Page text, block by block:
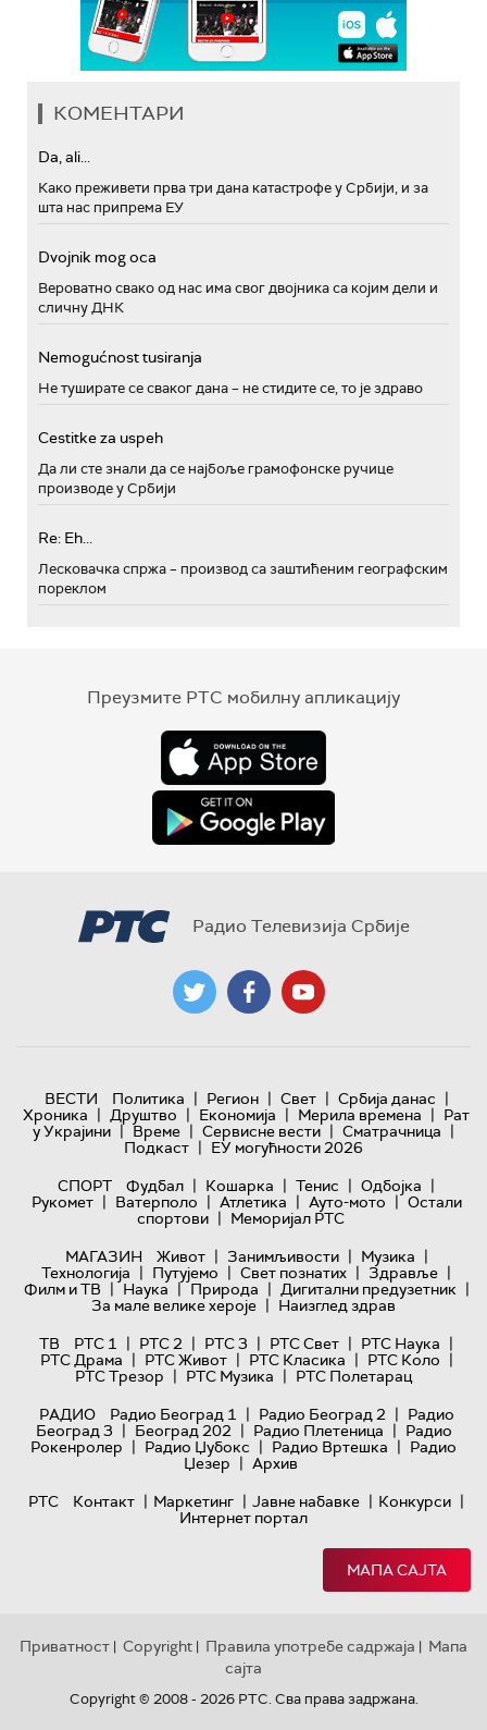
КОМЕНТАРИ
Da, ali...
Како преживети прва три дана катастрофе у Србији, и за
шта нас припрема ЕУ
Dvojnik mog oca
Вероватно свако од нас има свог двојника са којим дели и
сличну ДНК
Nemogućnost tusiranja
Не туширате се сваког дана – не стидите се, то је здраво
Cestitke za uspeh
Да ли сте знали да се најбоље грамофонске ручице
производе у Србији
Re: Eh...
Лесковачка спржа – производ са заштићеним географским
пореклом
Преузмите РТС мобилну апликацију
Радио Телевизија Србије
ВЕСТИ Политика | Регион | Свет | Србија данас |
Хроника | Друштво | Економија | Мерила времена | Рат
у Украјини | Време | Сервисне вести | Сматрачница |
Подкаст | ЕУ могућности 2026
СПОРТ
Фудбал | Кошарка | Тенис | Одбојка |
Рукомет | Ватерполо | Атлетика | Ауто-мото | Остали
спортови | Меморијал РТС
МАГАЗИН
Живот | Занимљивости | Музика |
Технологијa | Путујемо | Свет познатих | Здравље |
Филм и ТВ | Наука | Природа | Дигитални предузетник |
За мале велике хероје | Наизглед здрав
ТВ
РТС 1 | РТС 2 | РТС 3 | РТС Свет | РТС Наука |
РТС Драма | РТС Живот | РТС Класика | РТС Коло |
РТС Трезор | РТС Музика | РТС Полетарац
РАДИО
Радио Београд 1 | Радио Београд 2 | Радио
Београд 3 | Београд 202 | Радио Плетеница | Радио
Рокенролер | Радио Џубокс | Радио Вртешка | Радио
Џезер | Архив
РТС
Контакт | Маркетинг | Јавне набавке | Конкурси |
Интернет портал
МАПА САЈТА
Приватност | Copyright | Правила употребе садржаја | Мапа
сајта
Copyright © 2008 - 2026 РТС. Сва права задржана.